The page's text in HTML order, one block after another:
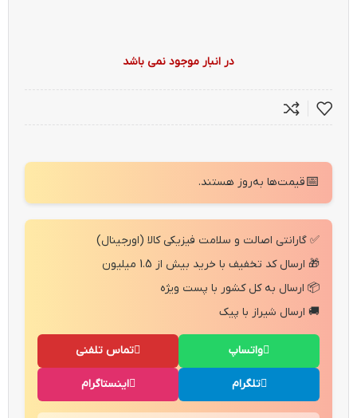
در انبار موجود نمی باشد
📅قیمت‌ها به‌روز هستند.
✅ گارانتی اصالت و سلامت فیزیکی کالا (اورجینال)
🎁 ارسال کد تخفیف با خرید بیش از 1.5 میلیون
📦 ارسال به کل کشور با پست ویژه
🚚 ارسال شیراز با پیک
تماس تلفنی واتساپ
اینستاگرام تلگرام